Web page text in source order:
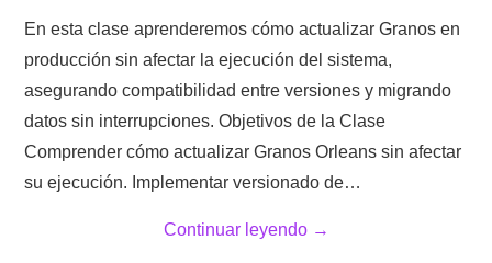
En esta clase aprenderemos cómo actualizar Granos en
producción sin afectar la ejecución del sistema,
asegurando compatibilidad entre versiones y migrando
datos sin interrupciones. Objetivos de la Clase
Comprender cómo actualizar Granos Orleans sin afectar
su ejecución. Implementar versionado de…
Continuar leyendo →